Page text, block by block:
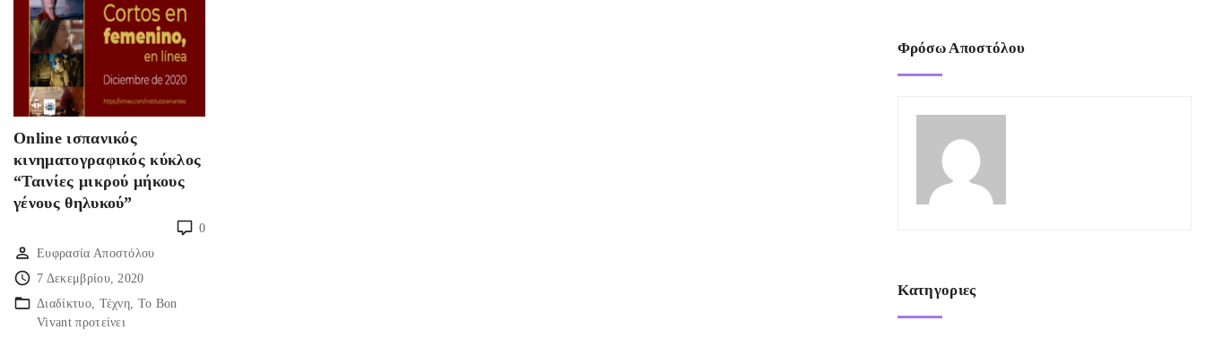
Online ισπανικός
κινηματογραφικός κύκλος
“Ταινίες μικρού μήκους
γένους θηλυκού”
0
Ευφρασία Αποστόλου
7 Δεκεμβρίου, 2020
Διαδίκτυο
Τέχνη Το Bon
Vivant προτείνει
Φρόσω Αποστόλου
Κατηγοριες